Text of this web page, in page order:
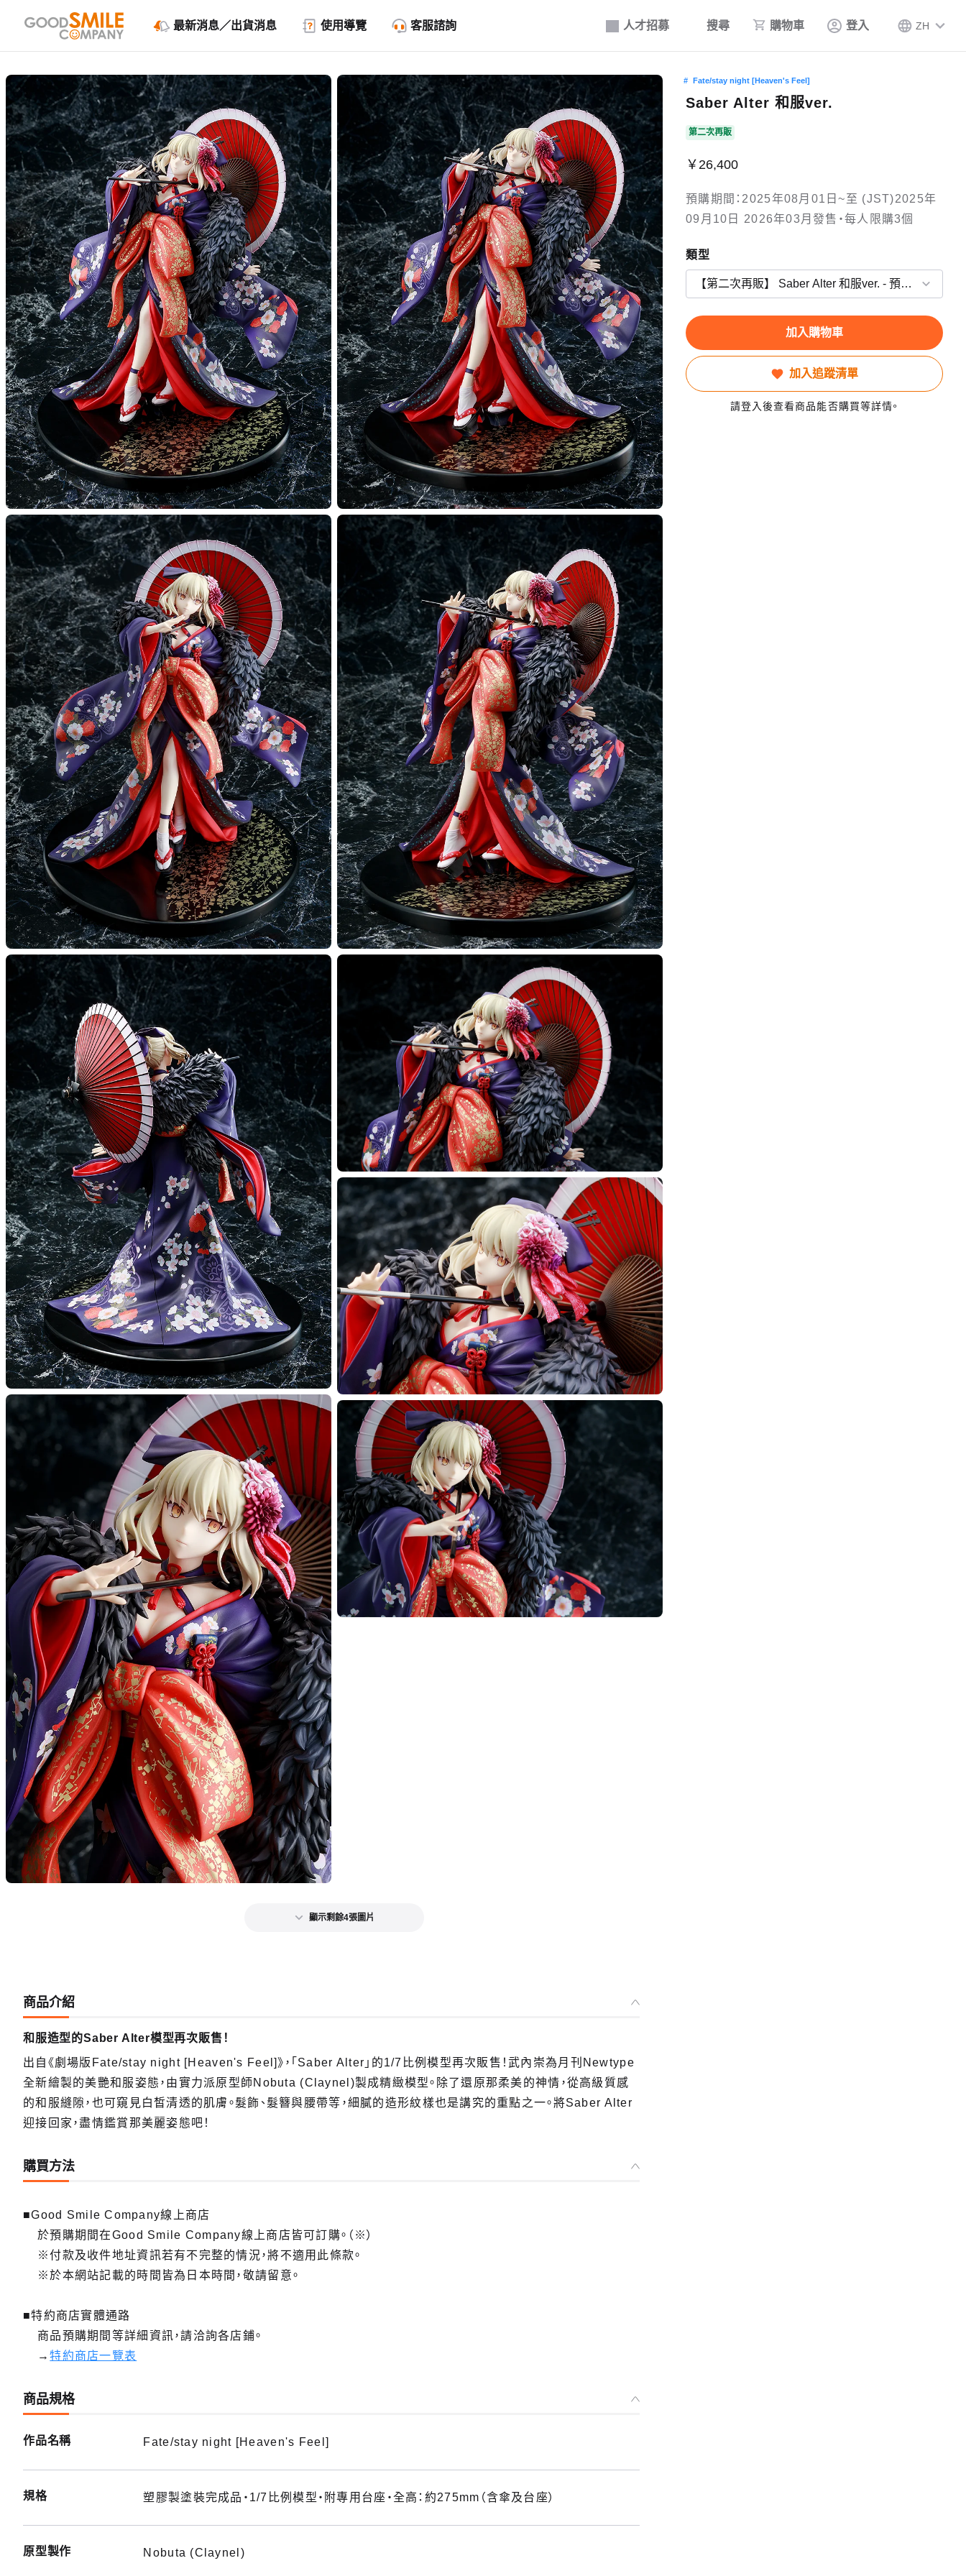
人才招募 搜尋 購物車 登入 ZH
最新消息／出貨消息 使用導覽 客服諮詢
顯示剩餘4張圖片
Fate/stay night [Heaven's Feel]
Saber Alter 和服ver.
第二次再販
￥26,400
預購期間：2025年08月01日~至 (JST)2025年
09月10日 2026年03月發售・每人限購3個
類型
選擇類型
【第二次再販】 Saber Alter 和服ver. - 預定於2026年03月發售
預購期間：2025年08月01日~至 (JST)2025年09月10日
2026年03月發售・每人限購3個
Saber Alter 和服ver. -預定於 2024年01月發售
預購期間：2023年05月16日~至 (JST)2023年06月21日
2024年01月發售・每人限購3個
加入購物車
加入追蹤清單
請登入後查看商品能否購買等詳情。
商品介紹
和服造型的Saber Alter模型再次販售！
出自《劇場版Fate/stay night [Heaven's Feel]》，「Saber Alter」的1/7比例模型再次販售！武內崇為月刊Newtype
全新繪製的美艷和服姿態，由實力派原型師Nobuta (Claynel)製成精緻模型。除了還原那柔美的神情，從高級質感
的和服縫隙，也可窺見白皙清透的肌膚。髮飾、髮簪與腰帶等，細膩的造形紋樣也是講究的重點之一。將Saber Alter
迎接回家，盡情鑑賞那美麗姿態吧！
購買方法
■Good Smile Company線上商店
於預購期間在Good Smile Company線上商店皆可訂購。（※）
※付款及收件地址資訊若有不完整的情況，將不適用此條款。
※於本網站記載的時間皆為日本時間，敬請留意。
■特約商店實體通路
商品預購期間等詳細資訊，請洽詢各店鋪。
→特約商店一覽表
商品規格
作品名稱 Fate/stay night [Heaven's Feel]
規格 塑膠製塗裝完成品・1/7比例模型・附專用台座・全高：約275mm（含傘及台座）
原型製作 Nobuta (Claynel)